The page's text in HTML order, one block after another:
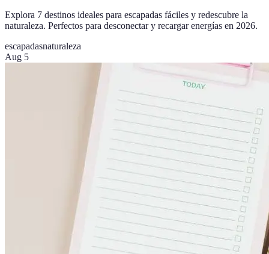
Explora 7 destinos ideales para escapadas fáciles y redescubre la
naturaleza. Perfectos para desconectar y recargar energías en 2026.
escapadasnaturaleza
Aug 5